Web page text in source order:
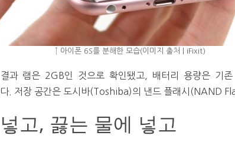
↑ 아이폰 6S를 분해한 모습(이미지 출처 | iFixit)
과 램은 2GB인 것으로 확인됐고, 배터리 용량은 기
. 저장 공간은 도시바(Toshiba)의 낸드 플래시(NAND
고, 끓는 물에 넣고